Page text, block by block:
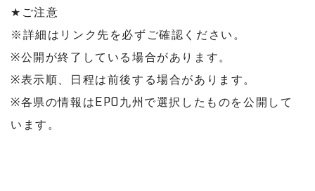
★ ご注意
※詳細はリンク先を必ずご確認ください。
※公開が終了している場合があります。
※表示順、日程は前後する場合があります。
※各県の情報はEPO九州で選択したものを公開して
います。